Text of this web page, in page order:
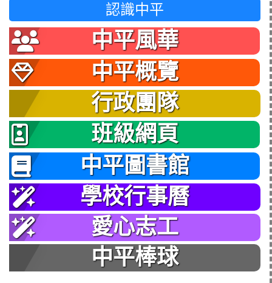
認識中平
中平風華
中平概覽
行政團隊
班級網頁
中平圖書館
學校行事曆
愛心志工
中平棒球